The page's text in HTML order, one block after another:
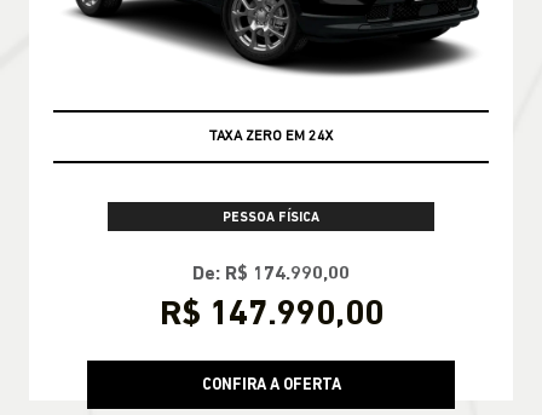
TAXA ZERO EM 24X
PESSOA FÍSICA
De: R$ 174.990,00
R$ 147.990,00
CONFIRA A OFERTA